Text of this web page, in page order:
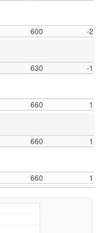
600
-2
630
-1
660
1
660
1
660 1